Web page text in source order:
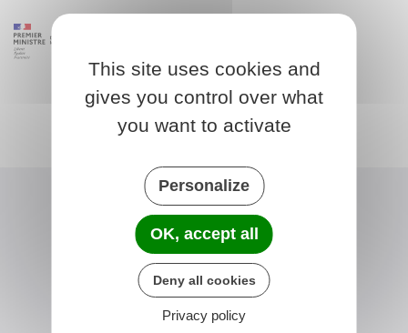
This site uses cookies and
gives you control over what
you want to activate
Personalize
OK, accept all
Deny all cookies
Privacy policy